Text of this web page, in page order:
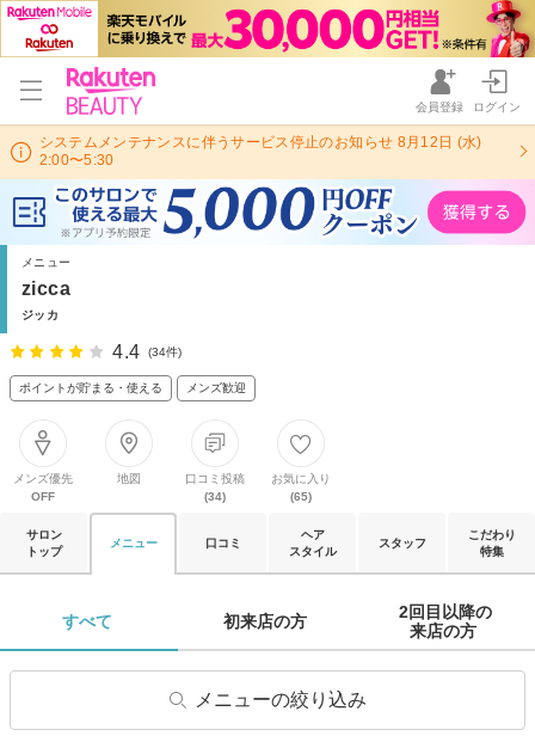
会員登録 ログイン
システムメンテナンスに伴うサービス停止のお知らせ 8月12日 (水)
2:00〜5:30
メニュー
zicca
ジッカ
4.4 (34件)
ポイントが貯まる・使える メンズ歓迎
メンズ優先
OFF
地図
口コミ投稿
(34)
お気に入り
(65)
サロン
トップ
メニュー 口コミ
ヘア
スタイル
スタッフ
こだわり
特集
すべて 初来店の方
2回目以降の
来店の方
メニューの絞り込み